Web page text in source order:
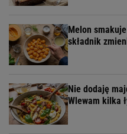
Melon
składnik
Nie dodaję
Wlewam kilka